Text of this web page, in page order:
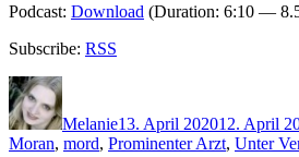
Podcast: Download (Duration: 6:10 —
Subscribe: RSS
Autor
Melanie13. April 202012. April
Moran, mord, Prominenter Arzt, Unter